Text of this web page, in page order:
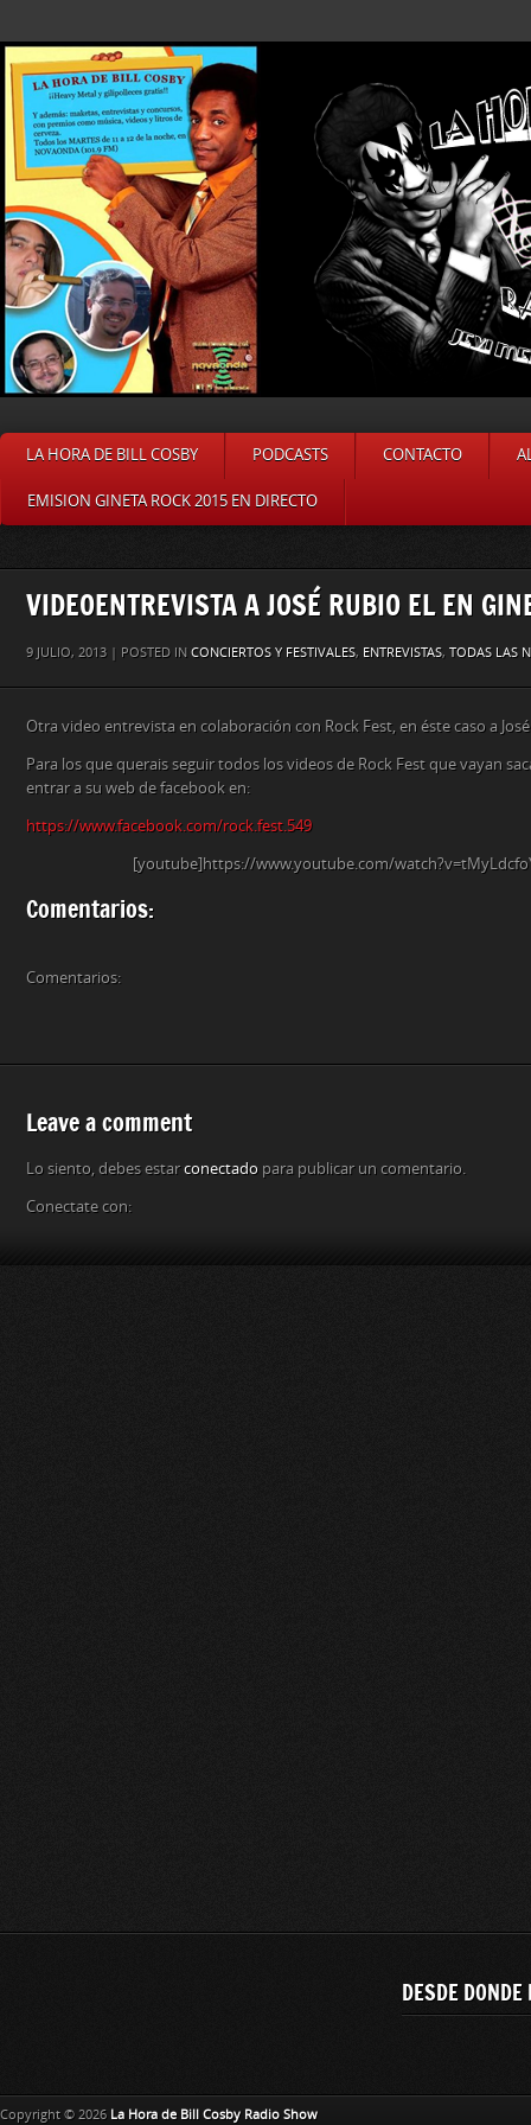
LA HORA DE BILL COSBY PODCASTS CONTACTO
EMISION GINETA ROCK 2015 EN DIRECTO
VIDEOENTREVISTA A JOSÉ RUBIO EL EN
9 JULIO, 2013 | POSTED IN CONCIERTOS Y FESTIVALES, ENTREVISTAS, TODAS LAS
Otra video entrevista en colaboración con Rock Fest, en éste caso a
Para los que querais seguir todos los videos de Rock Fest que vayan
entrar a su web de facebook en:
https://www.facebook.com/rock.fest.549
[youtube]https://www.youtube.com/
Comentarios:
Comentarios:
Leave a comment
Lo siento, debes estarconectado para publicar un comentario.
Conectate con:
DESDE
Copyright © 2026 La Hora de Bill Cosby Radio Show